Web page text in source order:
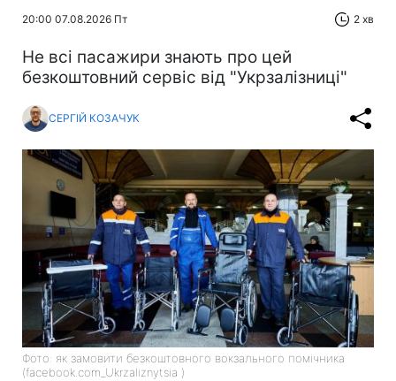
20:00 07.08.2026 Пт 2 хв
Не всі пасажири знають про цей
безкоштовний сервіс від "Укрзалізниці"
СЕРГІЙ КОЗАЧУК
Фото: як замовити безкоштовного вокзального помічника
(facebook.com_Ukrzaliznytsia )